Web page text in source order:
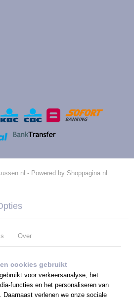
- Powered by Shoppagina.nl
Over
cookies gebruikt
voor verkeersanalyse, het
functies en het personaliseren van
Daarnaast verlenen we onze sociale